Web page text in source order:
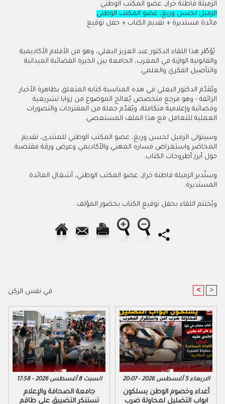
الزميلة فاطنة خراز، عضو المكتب الوطني
الزميل لحسن وريغ، عضو المكتب الوطني
مائدة مستديرة + تقديم الكتاب + حفل توقيع
يُؤطّر هذا اللقاء الدكتور عبد العزيز البعلي، وهو من الأقلام الأكاديمية
والقانونية الوازنة في المغرب، الجامعة بين الخبرة القضائية الميدانية
والتأصيل الفكري والعلمي.
ويُقدّم الدكتور البعلي في هذه المناسبة كتابه المتعلق بظاهرة الأخبار
الزائفة - وهو مرجع متخصص يُعالج الموضوع من زوايا تشريعية
وقضائية وإعلامية متكاملة، ويُقدّم جملة من المقترحات والتصورات
العملية للتعامل مع هذا الملف المستعصي.
وسيتولى الزميل لحسن وريغ، عضو المكتب الوطني للمنتدى، تقديم
المحاضر واستعراض مساره المهني والأكاديمي وعرض ورقة مقتضبة
حول أبرز أطروحات الكتاب.
وستُدير الزميلة فاطنة خراز، عضو المكتب الوطني، أشغال المائدة
المستديرة.
ويُختتم اللقاء بحفل توقيع الكتاب بحضور المؤلف.
في نفس الركن < >
السبت 8 أغسطس 2026 - 17:58
جامعة الصحافة والإعلام
تستنكر التضييق على طاقم
الاربعاء 5 أغسطس 2026 - 20:07
أعداء وخصوم الوطن يسلكون
ابواب التضليل لمحاولة ضرب